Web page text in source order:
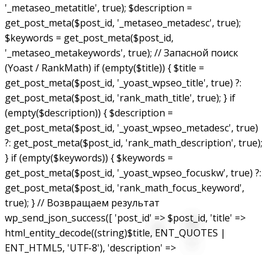
'_metaseo_metatitle', true); $description =
get_post_meta($post_id, '_metaseo_metadesc', true);
$keywords = get_post_meta($post_id,
'_metaseo_metakeywords', true); // Запасной поиск
(Yoast / RankMath) if (empty($title)) { $title =
get_post_meta($post_id, '_yoast_wpseo_title', true) ?:
get_post_meta($post_id, 'rank_math_title', true); } if
(empty($description)) { $description =
get_post_meta($post_id, '_yoast_wpseo_metadesc', true)
?: get_post_meta($post_id, 'rank_math_description', true);
} if (empty($keywords)) { $keywords =
get_post_meta($post_id, '_yoast_wpseo_focuskw', true) ?:
get_post_meta($post_id, 'rank_math_focus_keyword',
true); } // Возвращаем результат
wp_send_json_success([ 'post_id' => $post_id, 'title' =>
html_entity_decode((string)$title, ENT_QUOTES |
ENT_HTML5, 'UTF-8'), 'description' =>